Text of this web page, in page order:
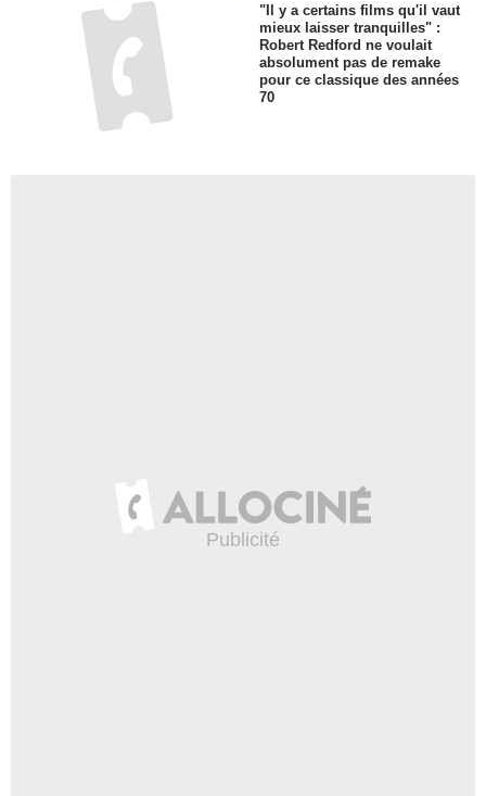
"Il y a certains films qu'il vaut
mieux laisser tranquilles" :
Robert Redford ne voulait
absolument pas de remake
pour ce classique des années
70